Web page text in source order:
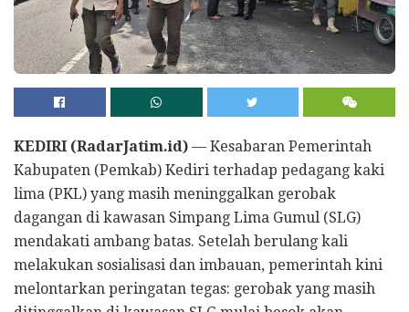
KEDIRI (RadarJatim.id) — Kesabaran Pemerintah
Kabupaten (Pemkab) Kediri terhadap pedagang kaki
lima (PKL) yang masih meninggalkan gerobak
dagangan di kawasan Simpang Lima Gumul (SLG)
mendakati ambang batas. Setelah berulang kali
melakukan sosialisasi dan imbauan, pemerintah kini
melontarkan peringatan tegas: gerobak yang masih